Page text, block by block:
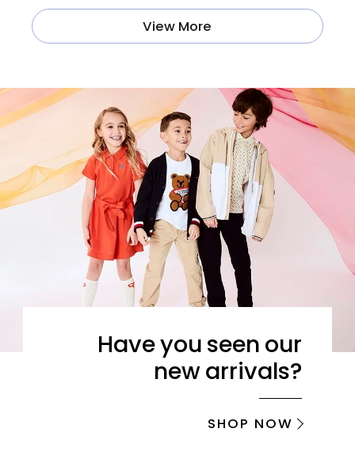
View More
Have you seen our
new arrivals?
SHOP NOW